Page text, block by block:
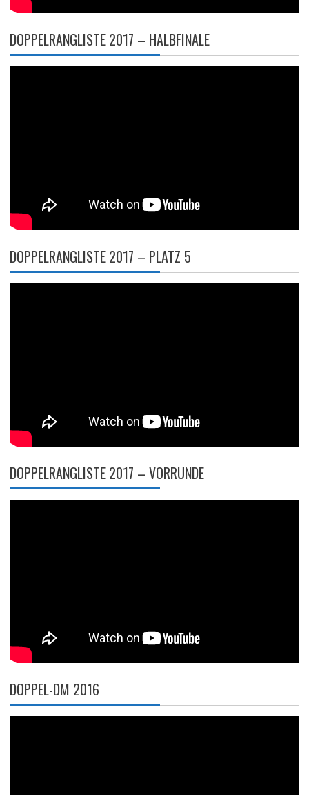
DOPPELRANGLISTE 2017 – HALBFINALE
DOPPELRANGLISTE 2017 – PLATZ 5
DOPPELRANGLISTE 2017 – VORRUNDE
DOPPEL-DM 2016